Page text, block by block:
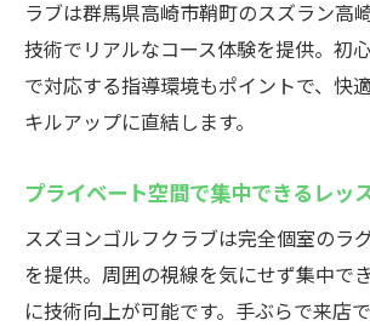
ラブは群馬県高崎市鞘町のスズラン高
技術でリアルなコース体験を提供。初
で対応する指導環境もポイントで、快
キルアップに直結します。
プライベート空間で集中できるレッ
スズヨンゴルフクラブは完全個室のラ
を提供。周囲の視線を気にせず集中で
に技術向上が可能です。手ぶらで来店